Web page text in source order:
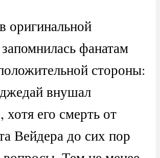
оригинальной
фанатам
стороны:
внушал
хотя его смерть от
Вейдера до сих пор